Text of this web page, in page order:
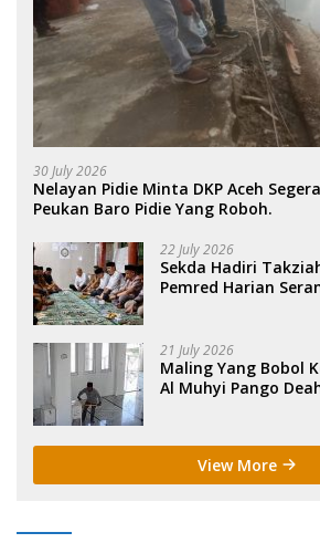
30 July 2026
Nelayan Pidie Minta DKP Aceh
Peukan Baro Pidie Yang Roboh.
22 July 2026
Sekda Hadiri
Pemred Harian
21 July 2026
Maling Yang Bobol
Al Muhyi Pango
View More